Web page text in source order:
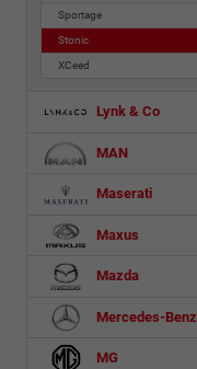
Sportage
Stonic
XCeed
Lynk & Co
MAN
Maserati
Maxus
Mazda
Mercedes-Benz
MG